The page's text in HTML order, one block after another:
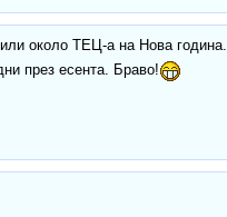
около ТЕЦ-а на Нова година.
през есента. Браво!